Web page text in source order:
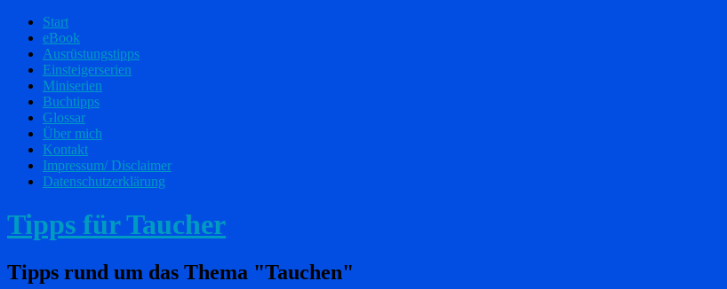
Start
eBook
Ausrüstungstipps
Einsteigerserien
Miniserien
Buchtipps
Glossar
Über mich
Kontakt
Impressum/ Disclaimer
Datenschutzerklärung
Tipps für Taucher
Tipps rund um das Thema "Tauchen"